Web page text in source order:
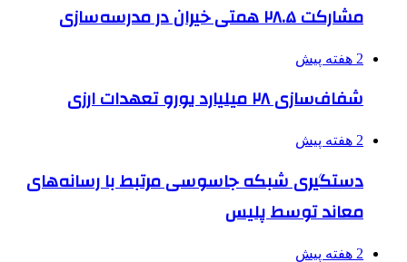
مشارکت ۲۸.۵ همتی خیران در مدرسه‌سازی
2 هفته پیش
شفاف‌سازی ۲۸ میلیارد یورو تعهدات ارزی
2 هفته پیش
دستگیری شبکه جاسوسی مرتبط با رسانه‌های
معاند توسط پلیس
2 هفته پیش